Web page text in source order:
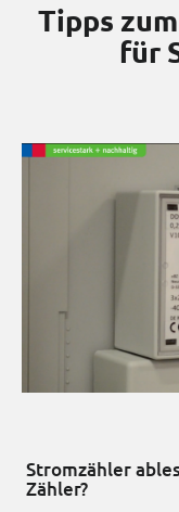
Tipps
für
Stromzähler
Zähler?